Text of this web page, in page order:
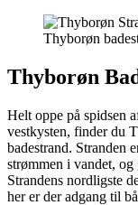
Thyborøn
Thyborøn
Helt oppe på spidsen
vestkysten, finder du
badestrand. Stranden
strømmen i vandet,
Strandens nordligste
her er der adgang til